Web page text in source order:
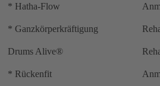
* Hatha-Flow
* Ganzkörperkräftigung
Drums Alive®
* Rückenfit